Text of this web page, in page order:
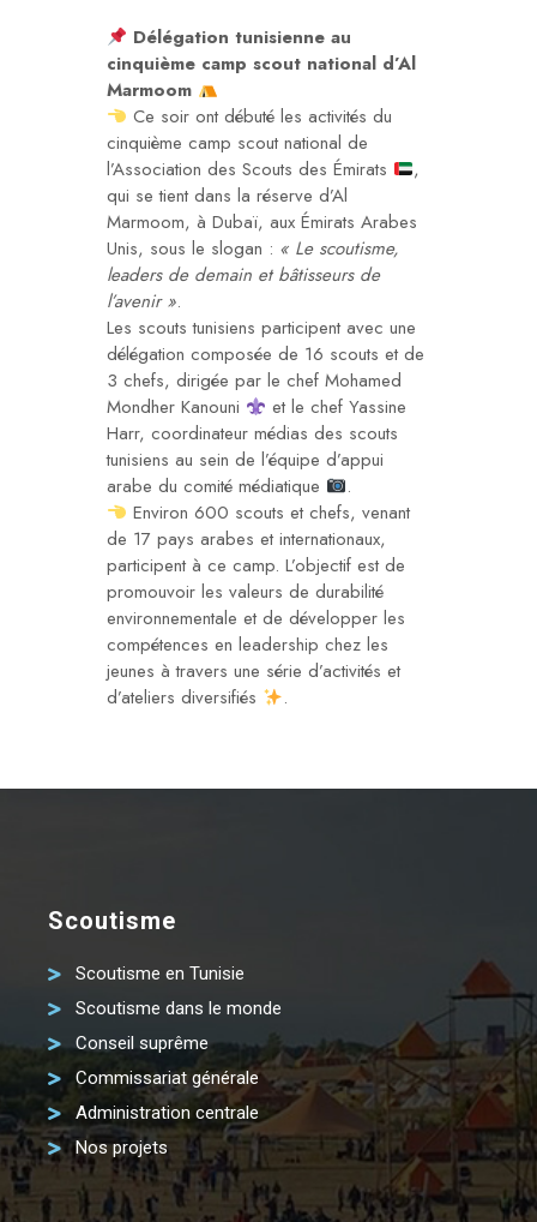
Délégation tunisienne au
cinquième camp scout national d’Al
Marmoom
Ce soir ont débuté les activités du
cinquième camp scout national de
l’Association des Scouts des Émirats
,
qui se tient dans la réserve d’Al
Marmoom, à Dubaï, aux Émirats Arabes
Unis, sous le slogan : « Le scoutisme,
leaders de demain et bâtisseurs de
l’avenir ».
Les scouts tunisiens participent avec une
délégation composée de 16 scouts et de
3 chefs, dirigée par le chef Mohamed
Mondher Kanouni
et le chef Yassine
Harr, coordinateur médias des scouts
tunisiens au sein de l’équipe d’appui
arabe du comité médiatique
.
Environ 600 scouts et chefs, venant
de 17 pays arabes et internationaux,
participent à ce camp. L’objectif est de
promouvoir les valeurs de durabilité
environnementale et de développer les
compétences en leadership chez les
jeunes à travers une série d’activités et
d’ateliers diversifiés
.
Scoutisme
Scoutisme en Tunisie
Scoutisme dans le monde
Conseil suprême
Commissariat générale
Administration centrale
Nos projets